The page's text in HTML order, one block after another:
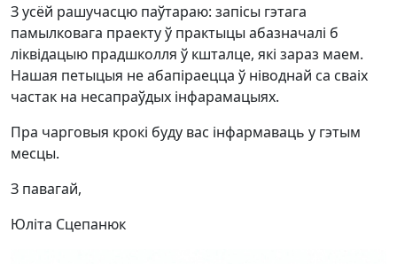
З усёй рашучасцю паўтараю: запісы гэтага
памылковага праекту ў практыцы абазначалі б
ліквідацыю прадшколля ў кшталце, які зараз маем.
Нашая петыцыя не абапіраецца ў ніводнай са сваіх
частак на несапраўдых інфарамацыях.
Пра чарговыя крокі буду вас інфармаваць у гэтым
месцы.
З павагай,
Юліта Сцепанюк